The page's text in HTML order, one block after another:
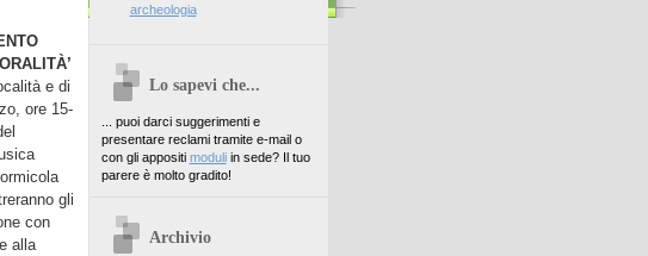
e di
ore 15-
gli
con
alla
archeologia
Lo sapevi che...
... puoi darci suggerimenti e
presentare reclami tramite e-mail o
con gli appositi moduliin sede? Il tuo
parere è molto gradito!
Archivio